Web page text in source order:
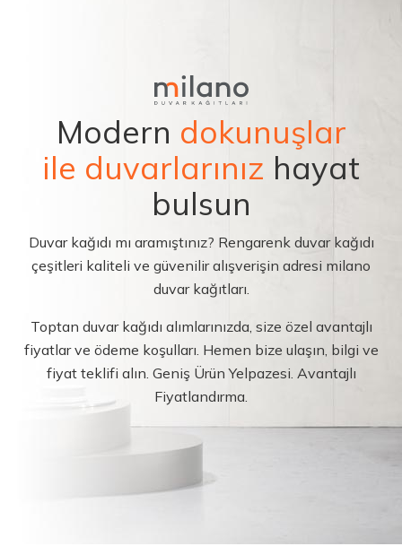
Modern dokunuşlar
ile duvarlarınız hayat
bulsun
Duvar kağıdı mı aramıştınız? Rengarenk duvar kağıdı
çeşitleri kaliteli ve güvenilir alışverişin adresi milano
duvar kağıtları.
Toptan duvar kağıdı alımlarınızda, size özel avantajlı
fiyatlar ve ödeme koşulları. Hemen bize ulaşın, bilgi ve
fiyat teklifi alın. Geniş Ürün Yelpazesi. Avantajlı
Fiyatlandırma.